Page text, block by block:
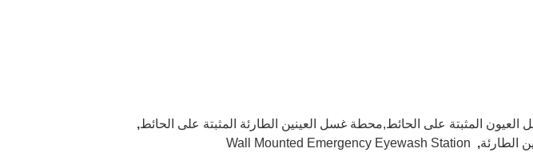
المثبتة على الحائط,محطة غسل العينين الطارئة المثبتة على الحائط,
الطارئة,
Wall Mounted Emergency Eyewash Station